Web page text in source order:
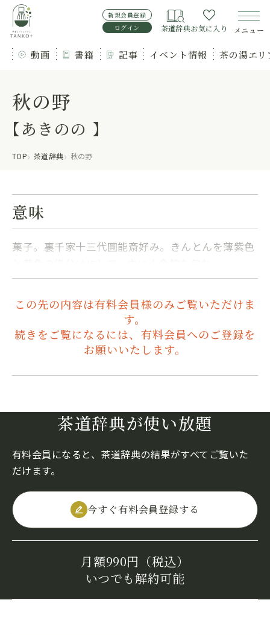
新規会員登録
ログイン
茶道辞典お気に入り メニュー
動画 書籍 記事 イベント情報 茶の湯エ
秋の野
【あきのの 】
TOP 茶道辞典 秋の野
意味
菓子。裏千家十三代圓能斎好み。きんとんを薄紫色
この先の内容は有料会員様のみご覧いただけま
す。
続きをご覧になるには、有料会員へのご登録を
お願いいたします。
茶道辞典が使い放題
有料会員になると、茶道辞典の結果がすべてご覧いた
だけます。
今すぐ有料会員登録する
月額990円（税込）
いつでも解約可能